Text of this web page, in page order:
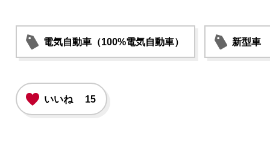
電気自動車（100%電気自動車） 新型車
いいね 15